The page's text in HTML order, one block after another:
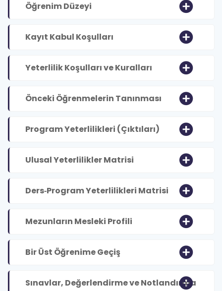
Öğrenim Düzeyi
Kayıt Kabul Koşulları
Yeterlilik Koşulları ve Kuralları
Önceki Öğrenmelerin Tanınması
Program Yeterlilikleri (Çıktıları)
Ulusal Yeterlilikler Matrisi
Ders‐Program Yeterlilikleri Matrisi
Mezunların Mesleki Profili
Bir Üst Öğrenime Geçiş
Sınavlar, Değerlendirme ve Notlandırma